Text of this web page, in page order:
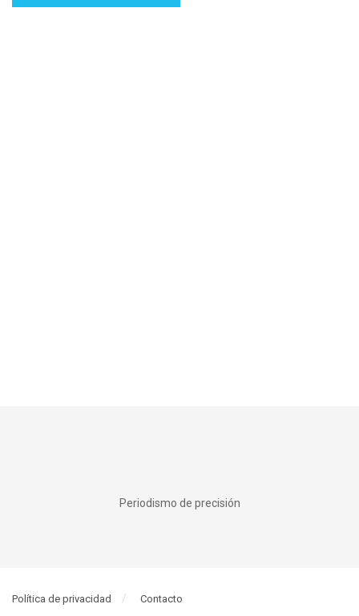
Periodismo de precisión
Política de privacidad Contacto